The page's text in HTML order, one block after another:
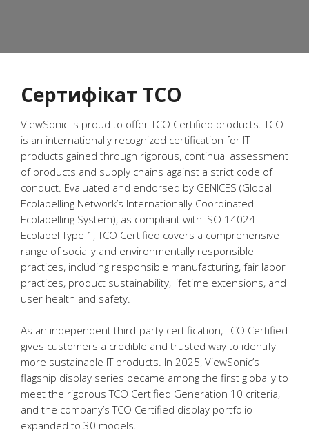
Сертифікат TCO
ViewSonic is proud to offer TCO Certified products. TCO
is an internationally recognized certification for IT
products gained through rigorous, continual assessment
of products and supply chains against a strict code of
conduct. Evaluated and endorsed by GENICES (Global
Ecolabelling Network’s Internationally Coordinated
Ecolabelling System), as compliant with ISO 14024
Ecolabel Type 1, TCO Certified covers a comprehensive
range of socially and environmentally responsible
practices, including responsible manufacturing, fair labor
practices, product sustainability, lifetime extensions, and
user health and safety.
As an independent third-party certification, TCO Certified
gives customers a credible and trusted way to identify
more sustainable IT products. In 2025, ViewSonic’s
flagship display series became among the first globally to
meet the rigorous TCO Certified Generation 10 criteria,
and the company’s TCO Certified display portfolio
expanded to 30 models.